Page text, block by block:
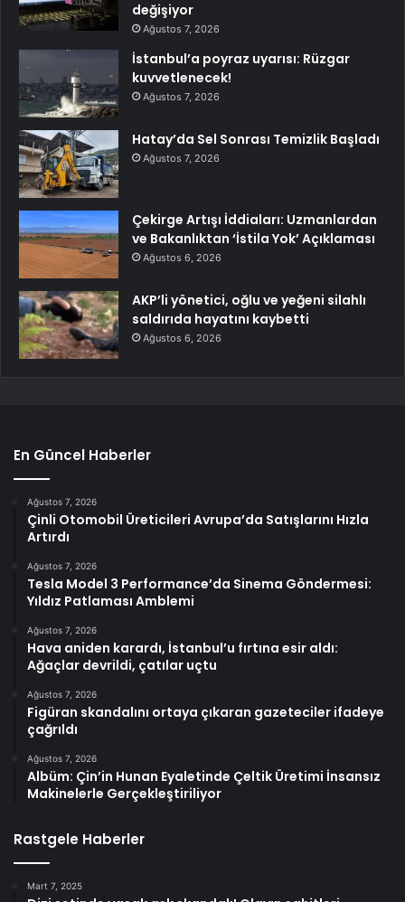
değişiyor
Ağustos 7, 2026
İstanbul’a poyraz uyarısı: Rüzgar
kuvvetlenecek!
Ağustos 7, 2026
Hatay’da Sel Sonrası Temizlik Başladı
Ağustos 7, 2026
Çekirge Artışı İddiaları: Uzmanlardan
ve Bakanlıktan ‘İstila Yok’ Açıklaması
Ağustos 6, 2026
AKP’li yönetici, oğlu ve yeğeni silahlı
saldırıda hayatını kaybetti
Ağustos 6, 2026
En Güncel Haberler
Ağustos 7, 2026
Çinli Otomobil Üreticileri Avrupa’da Satışlarını Hızla
Artırdı
Ağustos 7, 2026
Tesla Model 3 Performance’da Sinema Göndermesi:
Yıldız Patlaması Amblemi
Ağustos 7, 2026
Hava aniden karardı, İstanbul’u fırtına esir aldı:
Ağaçlar devrildi, çatılar uçtu
Ağustos 7, 2026
Figüran skandalını ortaya çıkaran gazeteciler ifadeye
çağrıldı
Ağustos 7, 2026
Albüm: Çin’in Hunan Eyaletinde Çeltik Üretimi İnsansız
Makinelerle Gerçekleştiriliyor
Rastgele Haberler
Mart 7, 2025